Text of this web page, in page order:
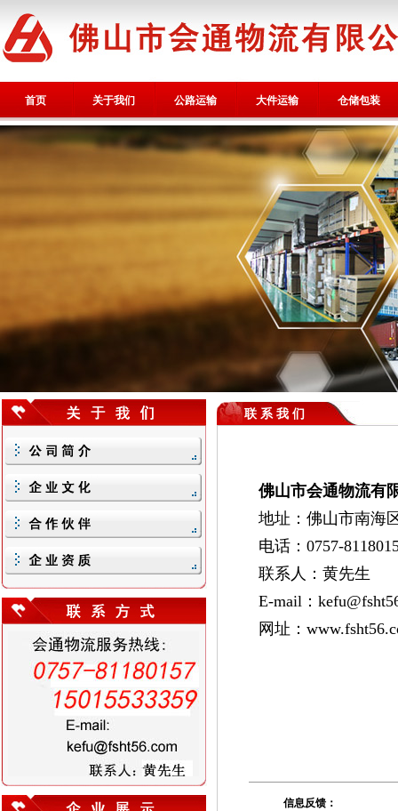
首页 关于我们 公路运输 大件运输 仓储包装
联 系 我 们
佛山市会通物流有
地址：佛山市南海
电话：0757-
联系人：黄先生
E-mail：
网址：
信息反馈：